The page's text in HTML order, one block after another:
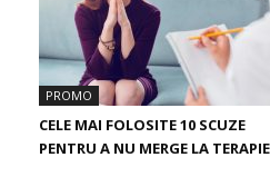
PROMO
CELE MAI FOLOSITE 10 SCUZE
PENTRU A NU MERGE LA TERAPIE